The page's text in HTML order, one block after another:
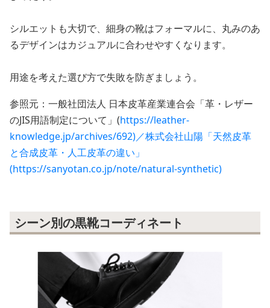
シルエットも大切で、細身の靴はフォーマルに、丸みのあ
るデザインはカジュアルに合わせやすくなります。
用途を考えた選び方で失敗を防ぎましょう。
参照元：一般社団法人 日本皮革産業連合会「革・レザー
のJIS用語制定について」(https://leather-
knowledge.jp/archives/692)／株式会社山陽「天然皮革
と合成皮革・人工皮革の違い」
(https://sanyotan.co.jp/note/natural-synthetic)
シーン別の黒靴コーディネート